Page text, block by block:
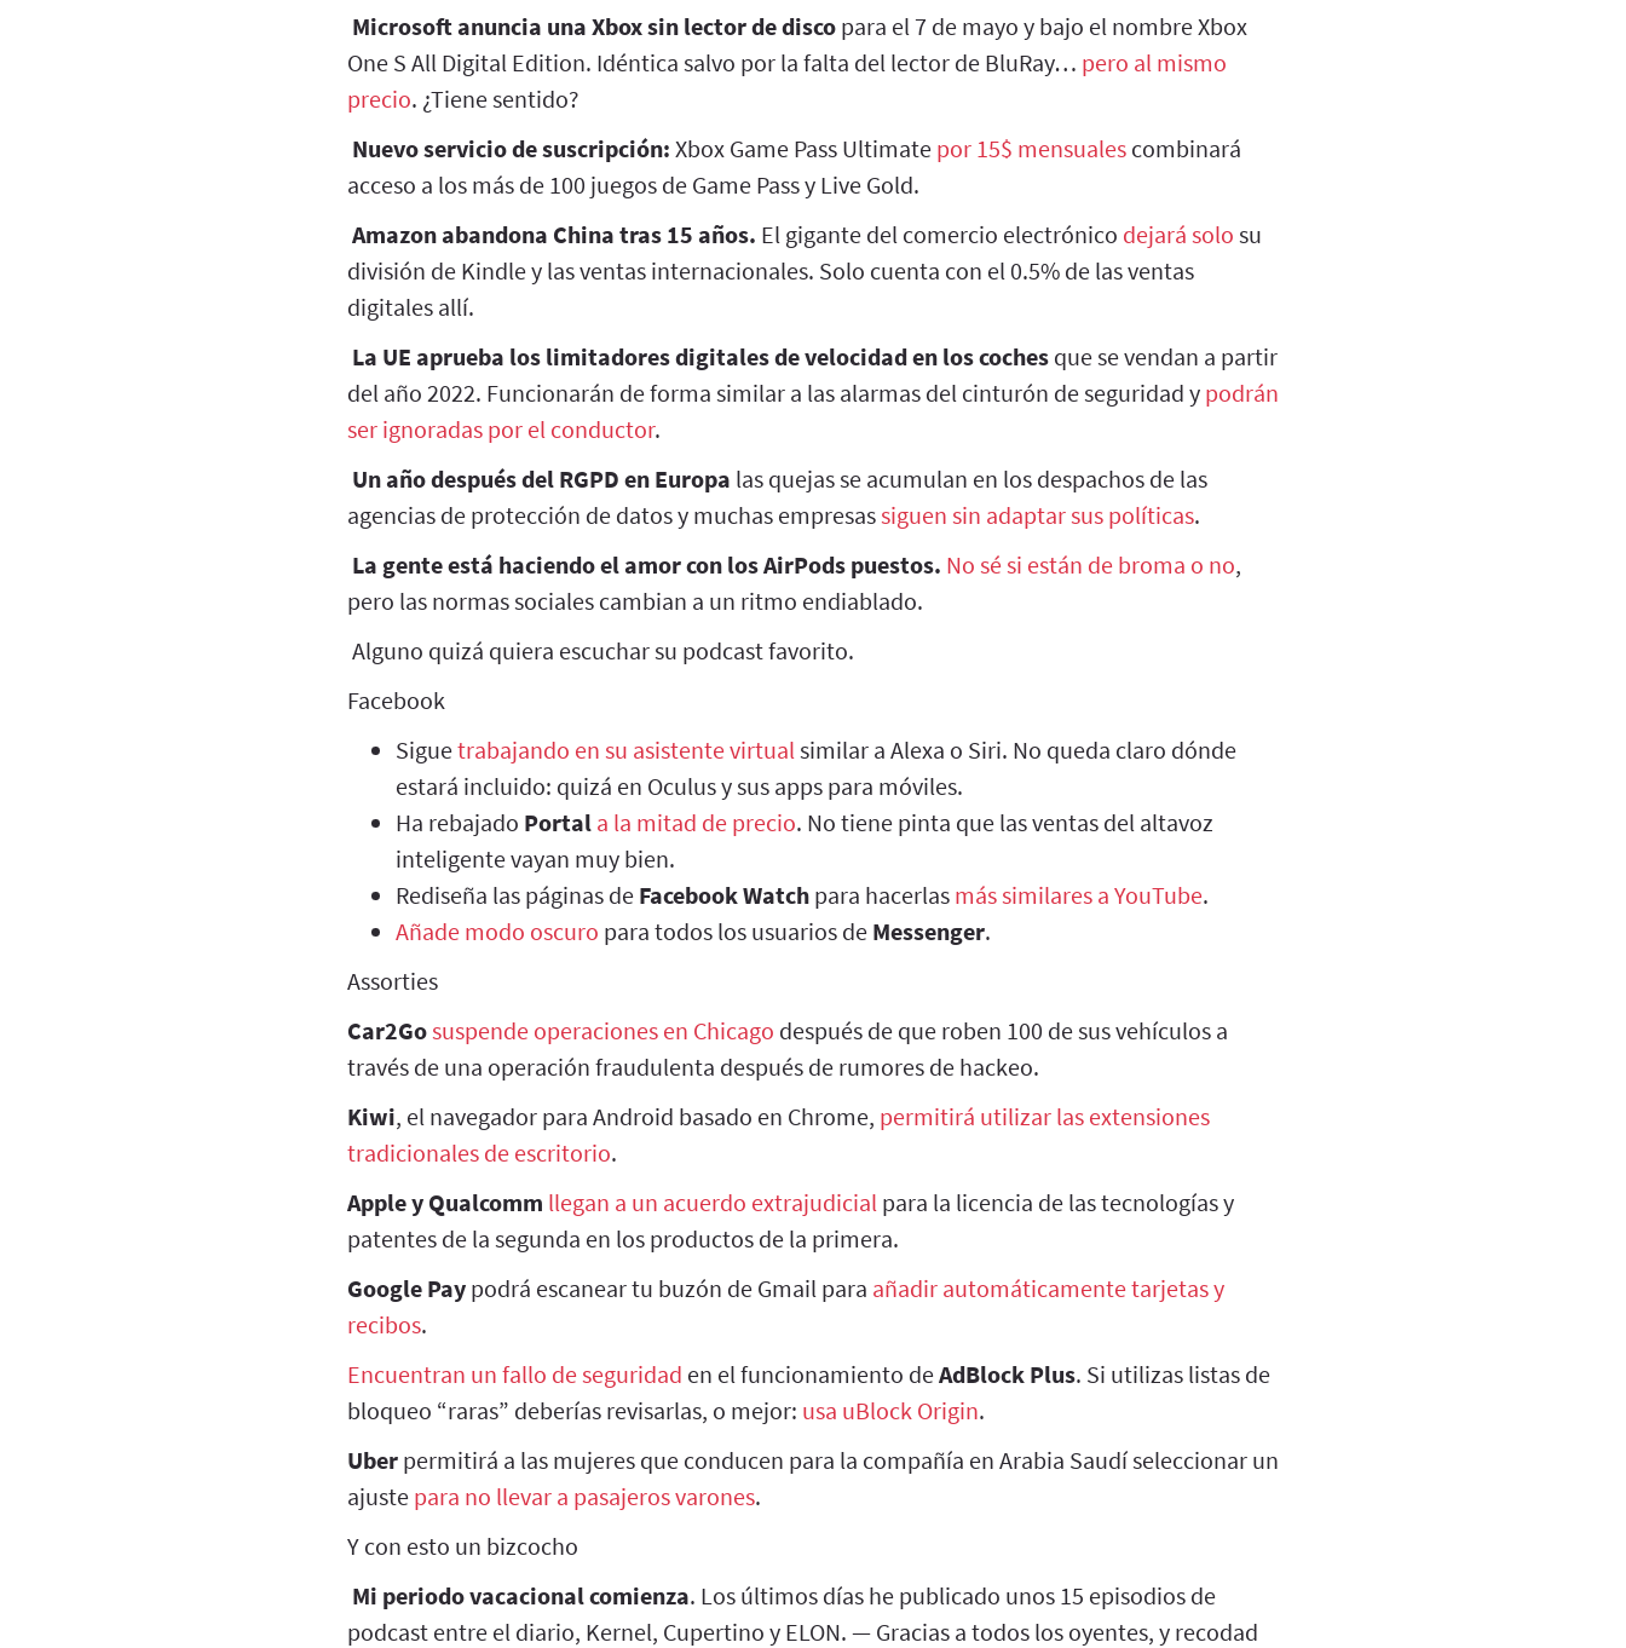
Microsoft anuncia una Xbox sin lector de disco para el 7 de mayo y bajo el nombre Xbox
One S All Digital Edition. Idéntica salvo por la falta del lector de BluRay… pero al mismo
precio. ¿Tiene sentido?
Nuevo servicio de suscripción: Xbox Game Pass Ultimate por 15$ mensuales combinará
acceso a los más de 100 juegos de Game Pass y Live Gold.
Amazon abandona China tras 15 años. El gigante del comercio electrónico dejará solo su
división de Kindle y las ventas internacionales. Solo cuenta con el 0.5% de las ventas
digitales allí.
La UE aprueba los limitadores digitales de velocidad en los coches que se vendan a partir
del año 2022. Funcionarán de forma similar a las alarmas del cinturón de seguridad y podrán
ser ignoradas por el conductor.
Un año después del RGPD en Europa las quejas se acumulan en los despachos de las
agencias de protección de datos y muchas empresassiguen sin adaptar sus políticas.
La gente está haciendo el amor con los AirPods puestos. No sé si están de broma o no,
pero las normas sociales cambian a un ritmo endiablado.
Alguno quizá quiera escuchar su podcast favorito.
Facebook
Siguetrabajando en su asistente virtual similar a Alexa o Siri. No queda claro dónde
estará incluido: quizá en Oculus y sus apps para móviles.
Ha rebajado Portal a la mitad de precio. No tiene pinta que las ventas del altavoz
inteligente vayan muy bien.
Rediseña las páginas de Facebook Watch para hacerlas más similares a YouTube.
Añade modo oscuro para todos los usuarios de Messenger.
Assorties
Car2Gosuspende operaciones en Chicago después de que roben 100 de sus vehículos a
través de una operación fraudulenta después de rumores de hackeo.
Kiwi, el navegador para Android basado en Chrome, permitirá utilizar las extensiones
tradicionales de escritorio.
Apple y Qualcomm llegan a un acuerdo extrajudicial para la licencia de las tecnologías y
patentes de la segunda en los productos de la primera.
Google Pay podrá escanear tu buzón de Gmail para añadir automáticamente tarjetas y
recibos.
Encuentran un fallo de seguridad en el funcionamiento deAdBlock Plus. Si utilizas listas de
bloqueo “raras” deberías revisarlas, o mejor: usa uBlock Origin.
Uber permitirá a las mujeres que conducen para la compañía en Arabia Saudí seleccionar un
ajuste para no llevar a pasajeros varones.
Y con esto un bizcocho
Mi periodo vacacional comienza. Los últimos días he publicado unos 15 episodios de
podcast entre el diario, Kernel, Cupertino y ELON. — Gracias a todos los oyentes, y recodad